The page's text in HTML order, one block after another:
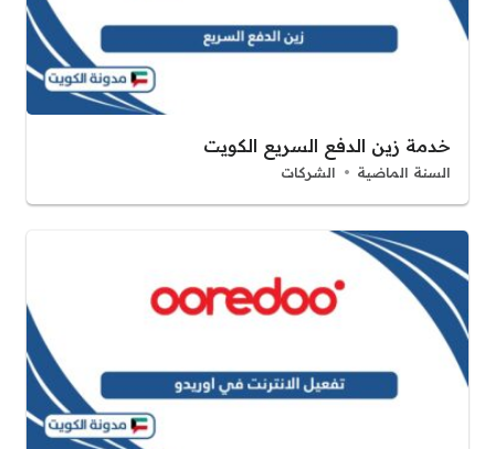
خدمة زين الدفع السريع الكويت
السنة الماضية الشركات